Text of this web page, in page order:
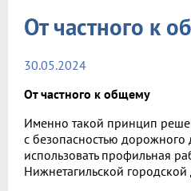
От частного к
30.05.2024
От частного к общему
Именно такой принцип
с безопасностью
использовать профильная
Нижнетагильской